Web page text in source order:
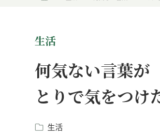
生活
何気ない言葉が
とりで気をつけ
生活